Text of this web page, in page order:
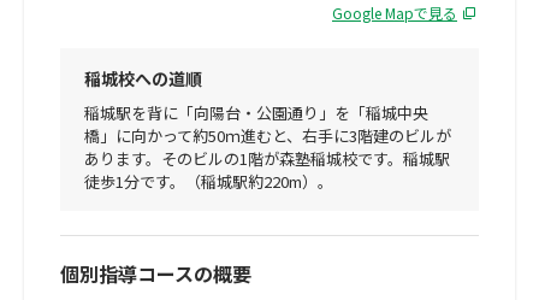
個別指導コースの概要
Google Mapで見る
稲城校への道順
稲城駅を背に「向陽台・公園通り」を「稲城中央
橋」に向かって約50ｍ進むと、右手に3階建のビルが
あります。そのビルの1階が森塾稲城校です。稲城駅
徒歩1分です。（稲城駅約220m）。